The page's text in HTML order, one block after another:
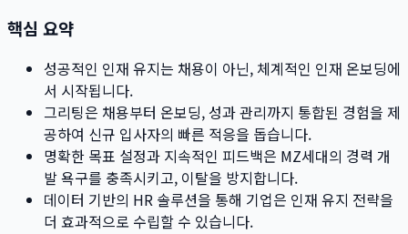
핵심 요약
성공적인 인재 유지는 채용이 아닌, 체계적인 인재 온보딩에
서 시작됩니다.
그리팅은 채용부터 온보딩, 성과 관리까지 통합된 경험을 제
공하여 신규 입사자의 빠른 적응을 돕습니다.
명확한 목표 설정과 지속적인 피드백은 MZ세대의 경력 개
발 욕구를 충족시키고, 이탈을 방지합니다.
데이터 기반의 HR 솔루션을 통해 기업은 인재 유지 전략을
더 효과적으로 수립할 수 있습니다.